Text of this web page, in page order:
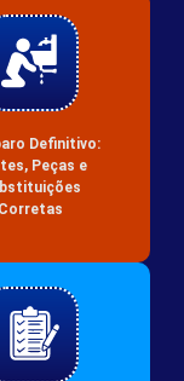
Definitivo:
Peças e
Corretas